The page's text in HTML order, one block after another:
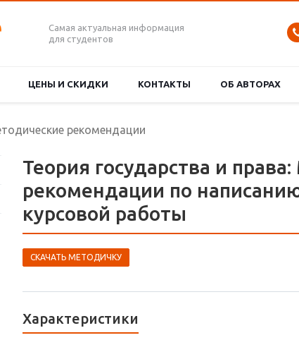
Самая актуальная информация
для студентов
ЦЕНЫ И СКИДКИ КОНТАКТЫ ОБ АВТОРАХ
рекомендации
Теория государства и
рекомендации по
курсовой работы
СКАЧАТЬ МЕТОДИЧКУ
Характеристики